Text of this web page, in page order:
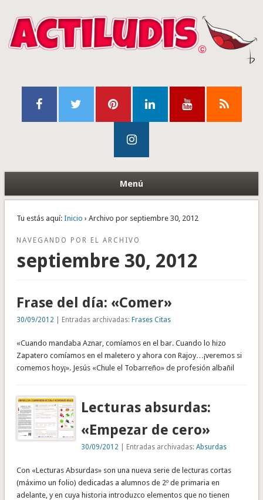
Menú
Tu estás aquí: Inicio › Archivo por septiembre 30, 2012
NAVEGANDO POR EL ARCHIVO
septiembre 30, 2012
Frase del día: «Comer»
30/09/2012 | Entradas archivadas: Frases Citas
«Cuando mandaba Aznar, comíamos en el bar. Cuando lo hizo
Zapatero comíamos en el maletero y ahora con Rajoy…¡veremos si
comemos hoy¡». Jesús «Chule el Tobarreño» de profesión albañil
Lecturas absurdas:
«Empezar de cero»
30/09/2012 | Entradas archivadas:Absurdas
Con «Lecturas Absurdas» son una nueva serie de lecturas cortas
(máximo un folio) dedicadas a alumnos de 2º de primaria en
adelante, y en cuya historia introduzco elementos que no tienen